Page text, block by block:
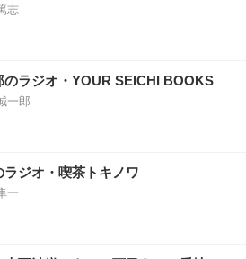
志
のラジオ・YOUR SEICHI BOOKS
一郎
ラジオ・喫茶トキノワ
一